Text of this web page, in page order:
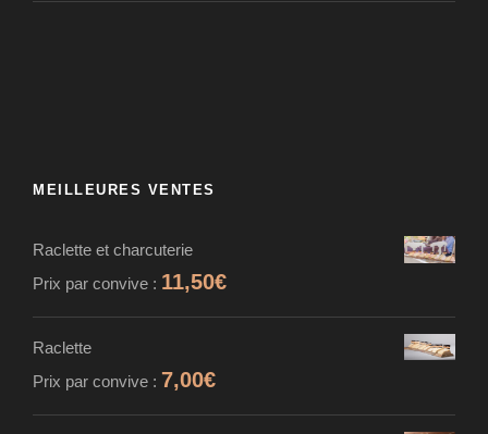
MEILLEURES VENTES
Raclette et charcuterie
Prix par convive : 11,50€
Raclette
Prix par convive : 7,00€